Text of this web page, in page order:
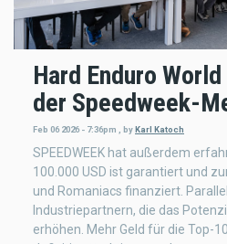
Hard Enduro
der Speedweek-
Feb 06 2026 - 7:36pm , byKarl Katoch
SPEEDWEEK hat außerdem
100.000 USD ist garantiert und
und Romaniacs finanziert.
Industriepartnern, die das
erhöhen. Mehr Geld für die Top-